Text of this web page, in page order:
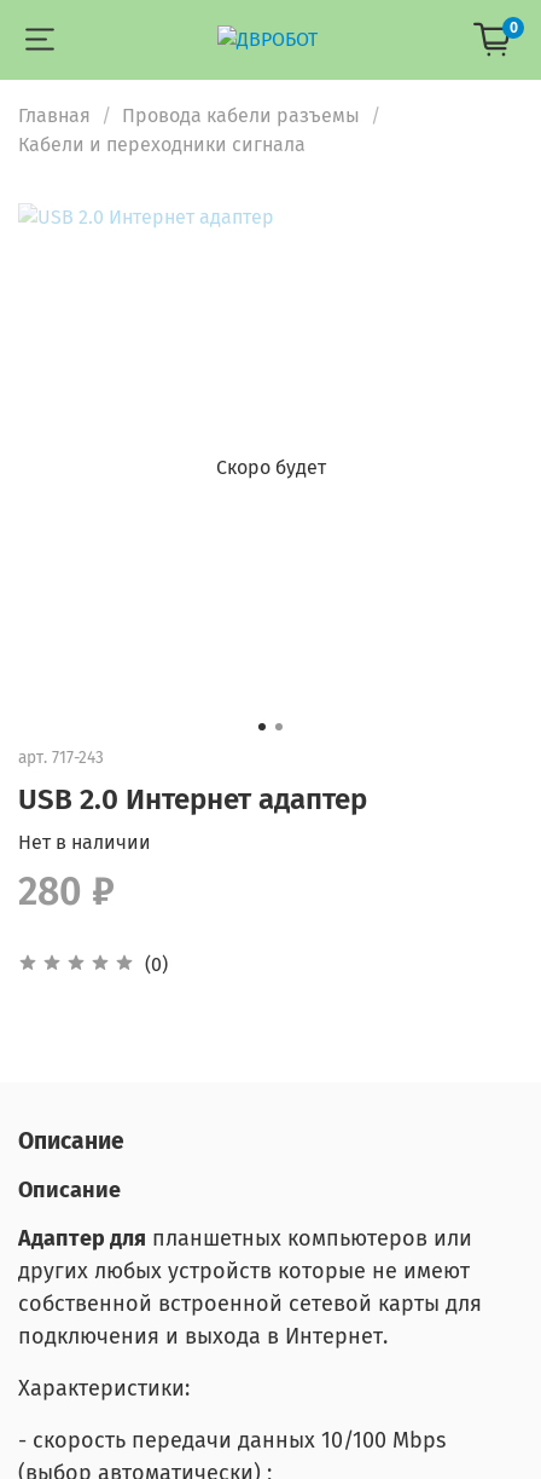
0
Главная
Провода кабели разъемы
Кабели и переходники сигнала
Скоро будет
арт. 717-243
USB 2.0 Интернет адаптер
(0)
Нет в наличии
280 ₽
Описание
Описание
Адаптер для планшетных компьютеров или
других любых устройств которые не имеют
собственной встроенной сетевой карты для
подключения и выхода в Интернет.
Характеристики:
- скорость передачи данных 10/100 Mbps
(выбор автоматически) ;